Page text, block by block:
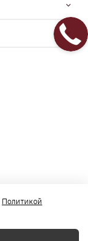
Политикой